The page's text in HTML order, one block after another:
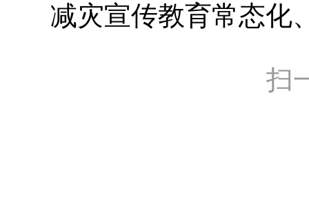
减灾宣传教育常态化
扫